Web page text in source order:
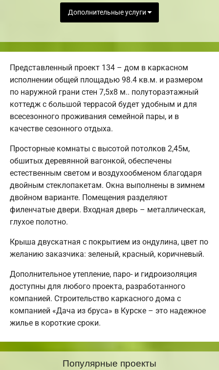
Дополнительные услуги
Представленный проект 134 – дом в каркасном
исполнении общей площадью 98.4 кв.м. и размером
по наружной грани стен 7,5х8 м.. полутораэтажный
коттедж с большой террасой будет удобным и для
всесезонного проживания семейной пары, и в
качестве сезонного отдыха.
Просторные комнаты с высотой потолков 2,45м,
обшитых деревянной вагонкой, обеспечены
естественным светом и воздухообменом благодаря
двойным стеклопакетам. Окна выполнены в зимнем
двойном варианте. Помещения разделяют
филенчатые двери. Входная дверь – металлическая,
глухое полотно.
Крыша двускатная с покрытием из ондулина, цвет по
желанию заказчика: зеленый, красный, коричневый.
Дополнительное утепление, паро- и гидроизоляция
доступны для любого проекта, разработанного
компанией. Строительство каркасного дома с
компанией «Дача из бруса» в Курске – это надежное
жилье в короткие сроки.
Популярные проекты